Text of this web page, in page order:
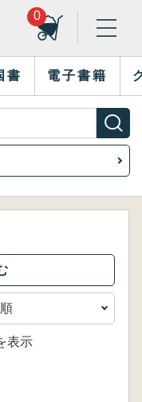
0
書 電子書籍
表示